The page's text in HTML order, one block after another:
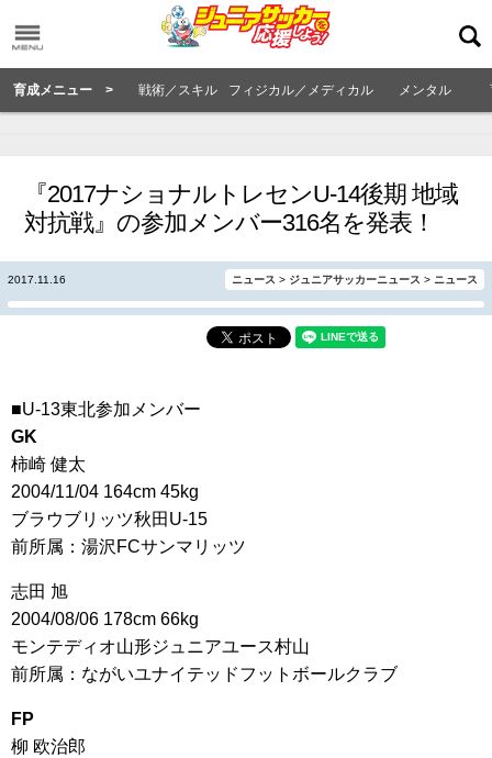
育成メニュー > 戦術／スキル フィジカル／メディカル メンタル
『2017ナショナルトレセンU-14後期 地域
対抗戦』の参加メンバー316名を発表！
2017.11.16 ニュース > ジュニアサッカーニュース > ニュース
■U-13東北参加メンバー
GK
柿崎 健太
2004/11/04 164cm 45kg
ブラウブリッツ秋田U-15
前所属：湯沢FCサンマリッツ
志田 旭
2004/08/06 178cm 66kg
モンテディオ山形ジュニアユース村山
前所属：ながいユナイテッドフットボールクラブ
FP
柳 欧治郎